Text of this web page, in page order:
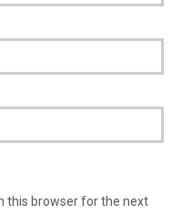
this browser for the next